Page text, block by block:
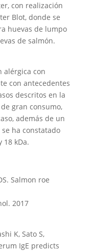
con realización
Blot, donde se
huevas de lumpo
de salmón.
alérgica con
con antecedentes
descritos en la
gran consumo,
además de un
se ha constatado
18 kDa.
Salmon roe
2017
K, Sato S,
IgE predicts